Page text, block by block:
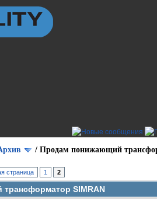
/ Продам понижающий
страница 1 2
SIMRAN